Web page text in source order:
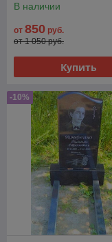
В наличии
от 850 руб.
от 1 050 руб.
Купить
-10%